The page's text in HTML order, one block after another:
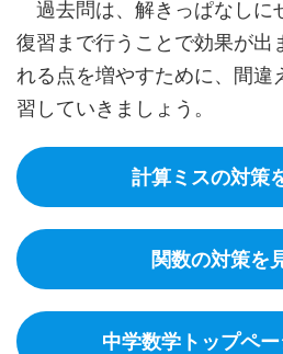
過去問は、解きっぱなしに
復習まで行うことで効果が出
れる点を増やすために、間違
習していきましょう。
計算ミスの対策
関数の対策を
中学数学トップペ